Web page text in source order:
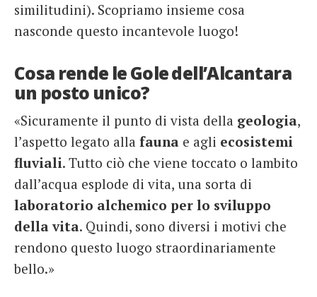
similitudini). Scopriamo insieme cosa
nasconde questo incantevole luogo!
Cosa rende le Gole dell’Alcantara
un posto unico?
«Sicuramente il punto di vista della geologia,
l’aspetto legato alla fauna e agli ecosistemi
fluviali. Tutto ciò che viene toccato o lambito
dall’acqua esplode di vita, una sorta di
laboratorio alchemico per lo sviluppo
della vita. Quindi, sono diversi i motivi che
rendono questo luogo straordinariamente
bello.»